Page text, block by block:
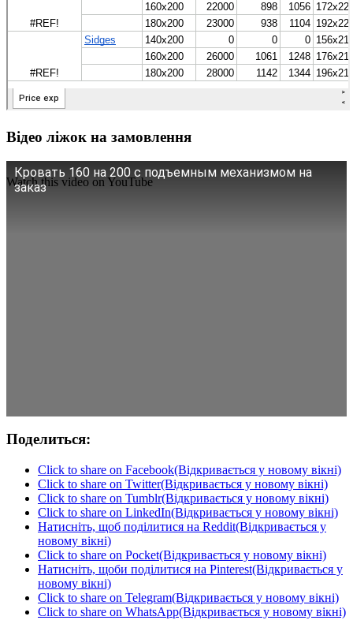
Відео ліжок на замовлення
Кровать 160 на 200 с подъемным механизмом на
заказ
Watch this video on YouTube
Поделиться:
Click to share on Facebook(Відкривається у новому вікні)
Click to share on Twitter(Відкривається у новому вікні)
Click to share on Tumblr(Відкривається у новому вікні)
Click to share on LinkedIn(Відкривається у новому вікні)
Натисніть, щоб поділитися на Reddit(Відкривається у
новому вікні)
Click to share on Pocket(Відкривається у новому вікні)
Натисніть, щоби поділитися на Pinterest(Відкривається у
новому вікні)
Click to share on Telegram(Відкривається у новому вікні)
Click to share on WhatsApp(Відкривається у новому вікні)